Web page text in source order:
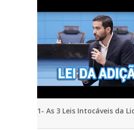
1- As 3 Leis Intocáveis da